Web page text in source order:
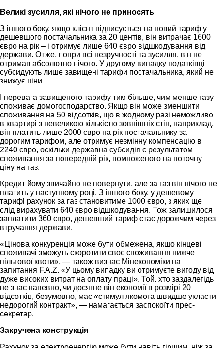
Великі зусилля, які нічого не приносять
З іншого боку, якщо клієнт підписується на новий тариф у
дешевшого постачальника за 20 центів, він витрачає 1600
євро на рік – і отримує лише 640 євро відшкодування від
держави. Отже, попри всі незручності та зусилля, він не
отримав абсолютно нічого. У другому випадку податківці
субсидують лише завищені тарифи постачальника, який не
знижує ціни.
І перевага завищеного тарифу тим більше, чим менше газу
споживає домогосподарство. Якщо він може зменшити
споживання на 50 відсотків, що в жодному разі неможливо
в квартирі з невеликою кількістю зовнішніх стін, наприклад,
він платить лише 2000 євро на рік постачальнику за
дорогим тарифом, але отримує незмінну компенсацію в
2240 євро, оскільки державна субсидія є результатом
споживання за попередній рік, помноженого на поточну
ціну на газ.
Кредит йому звичайно не повернути, але за газ він нічого не
платить у наступному році. З іншого боку, у дешевому
тарифі рахунок за газ становитиме 1000 євро, з яких ще
слід вирахувати 640 євро відшкодування. Тож залишилося
заплатити 360 євро, дешевший тариф стає дорожчим через
втручання держави.
«Цінова конкуренція може бути обмежена, якщо кінцеві
споживачі зможуть скоротити своє споживання нижче
пільгової квоти», — також визнає Мінекономіки на
запитання F.A.Z. «У цьому випадку ви отримуєте вигоду від
дуже високих витрат на оплату праці». Той, хто заздалегідь
не знає напевно, чи досягне він економії в розмірі 20
відсотків, безумовно, має «стимул якомога швидше укласти
недорогий контракт», — намагається заспокоїти прес-
секретар.
Закручена конструкція